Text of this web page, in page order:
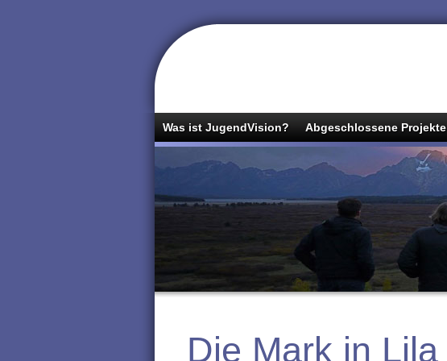
Was ist JugendVision? Abgeschlossene Projekte
Die Mark in Lila